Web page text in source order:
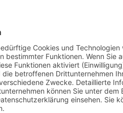
6,80 €
3,78€ /100 g
inkl. 7 % MwSt.